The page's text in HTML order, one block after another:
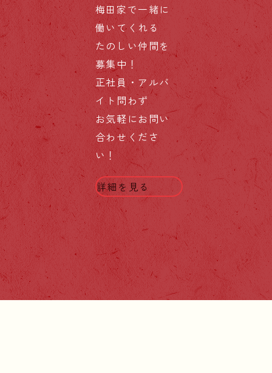
梅田家で一緒に
働いてくれる
たのしい仲間を
募集中！
正社員・アルバ
イト問わず
お気軽にお問い
合わせくださ
い！
詳細を見る